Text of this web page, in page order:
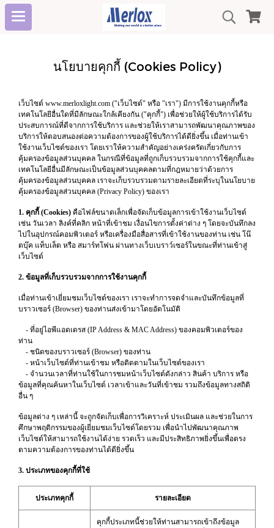
นโยบายคุกกี้ (Cookies Policy)
เว็บไซต์ www.merloxlight.com ("เว็บไซต์" หรือ "เรา") มีการใช้งานคุกกี้หรือ
เทคโนโลยีอื่นใดที่มีลักษณะใกล้เคียงกัน ("คุกกี้") เพื่อช่วยให้ผู้ใช้บริการได้รับ
ประสบการณ์ที่ดีจากการใช้บริการ และช่วยให้เราสามารถพัฒนาคุณภาพของ
บริการให้ตอบสนองต่อความต้องการของผู้ใช้บริการได้ดียิ่งขึ้น เมื่อท่านเข้า
ใช้งานเว็บไซต์ของเรา โดยเราให้ความสำคัญอย่างเคร่งครัดเกี่ยวกับการ
คุ้มครองข้อมูลส่วนบุคคล ในกรณีที่ข้อมูลที่ถูกเก็บรวบรวมจากการใช้คุกกี้และ
เทคโนโลยีอื่นมีลักษณะเป็นข้อมูลส่วนบุคคลตามที่กฎหมายว่าด้วยการ
คุ้มครองข้อมูลส่วนบุคคล เราจะเก็บรวบรวมตามรายละเอียดที่ระบุในนโยบาย
คุ้มครองข้อมูลส่วนบุคคล (Privacy Policy) ของเรา
1. คุกกี้ (Cookies) คือไฟล์ขนาดเล็กเพื่อจัดเก็บข้อมูลการเข้าใช้งานเว็บไซต์
เช่น วันเวลา ลิงค์ที่คลิก หน้าที่เข้าชม เงื่อนไขการตั้งค่าต่าง ๆ โดยจะบันทึกลง
ไปในอุปกรณ์คอมพิวเตอร์ หรือเครื่องมือสื่อสารที่เข้าใช้งานของท่าน เช่น โน๊
ตบุ๊ค แท็บเล็ต หรือ สมาร์ทโฟน ผ่านทางเว็บเบราว์เซอร์ในขณะที่ท่านเข้าสู่
เว็บไซต์
2. ข้อมูลที่เก็บรวบรวมจากการใช้งานคุกกี้
เมื่อท่านเข้าเยี่ยมชมเว็บไซต์ของเรา เราจะทำการจดจำและบันทึกข้อมูลที่
บราวเซอร์ (Browser) ของท่านส่งเข้ามาโดยอัตโนมัติ
- ที่อยู่ไอพีแอดเดรส (IP Address & MAC Address) ของคอมพิวเตอร์ของ
ท่าน
- ชนิดของบราวเซอร์ (Browser) ของท่าน
- หน้าเว็บไซต์ที่ท่านเข้าชม หรือติดตามในเว็บไซต์ของเรา
- จำนวนเวลาที่ท่านใช้ในการชมหน้าเว็บไซต์ดังกล่าว สินค้า บริการ หรือ
ข้อมูลที่คุณค้นหาในเว็บไซต์ เวลาเข้าและวันที่เข้าชม รวมถึงข้อมูลทางสถิติ
อื่น ๆ
ข้อมูลต่าง ๆ เหล่านี้ จะถูกจัดเก็บเพื่อการวิเคราะห์ ประเมินผล และช่วยในการ
ศึกษาพฤติกรรมของผู้เยี่ยมชมเว็บไซต์โดยรวม เพื่อนำไปพัฒนาคุณภาพ
เว็บไซต์ให้สามารถใช้งานได้ง่าย รวดเร็ว และมีประสิทธิภาพยิ่งขึ้นเพื่อตรง
ตามความต้องการของท่านได้ดียิ่งขึ้น
3. ประเภทของคุกกี้ที่ใช้
ประเภทคุกกี้ รายละเอียด
คุกกี้ประเภทนี้ช่วยให้ท่านสามารถเข้าถึงข้อมูล